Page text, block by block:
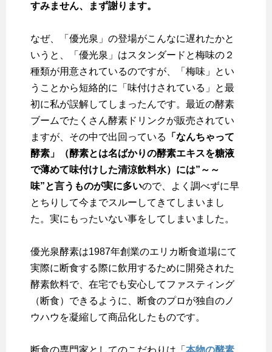
すみません、まず謝ります。
なぜ、「優光泉」の登場がこんなに遅れたかと
いうと、「優光泉」はスタンダードと梅味の２
種類が用意されているのですが、「梅味」とい
うことから短絡的に「味付けされている」と最
初に私が誤解してしまったんです。最近の酵素
ブームでたくさん酵素ドリンクが販売されてい
ますが、その中で出回っている
「 なんちゃって
酵素 」（酵素とは名ばかりの酵素エキスを糖液
で薄めて味付けした清涼飲料水）には”～～
味”と言うものが実に多いので、よく調べずに早
とちりして今までスルーしてきてしまいまし
た。実にもったいない事をしてしまいました。
優光泉酵素は1987年創業のエリカ断食道場にて
実際に断食する際に飲用するために開発された
酵素飲料で、在宅でも安心してファスティング
（断食）できるように、断食のプロが独自のノ
ウハウを凝縮して商品化したものです。
断食の専門家としてのこだわりは「 本物の酵素